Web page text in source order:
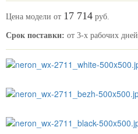
Цена модели от 17 714 руб.
Срок поставки: от 3-х рабочих дней